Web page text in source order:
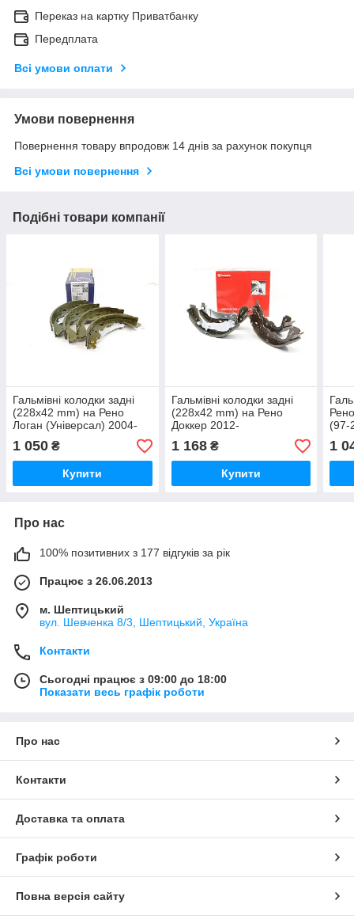
Переказ на картку Приватбанку
Передплата
Всі умови оплати
Умови повернення
Повернення товару впродовж 14 днів за рахунок покупця
Всі умови повернення
Подібні товари компанії
Гальмівні колодки задні
(228x42 mm) на Рено
Логан (Універсал) 2004-
2012 KAMPOL (Польща)
K825
1 050 ₴
Купити
Гальмівні колодки задні
(228x42 mm) на Рено
Доккер 2012-
>BREMBO(Італія) S68546
1 168₴
Купити
(97-
1
Про нас
100% позитивних з 177 відгуків за рік
Працює з 26.06.2013
м. Шептицький
вул. Шевченка 8/3, Шептицький, Україна
Контакти
Сьогодні працює з 09:00 до 18:00
Показати весь графік роботи
Про нас
Контакти
Доставка та оплата
Графік роботи
Повна версія сайту